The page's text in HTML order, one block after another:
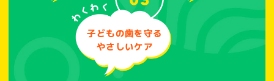
子どもの歯を守る
やさしいケア